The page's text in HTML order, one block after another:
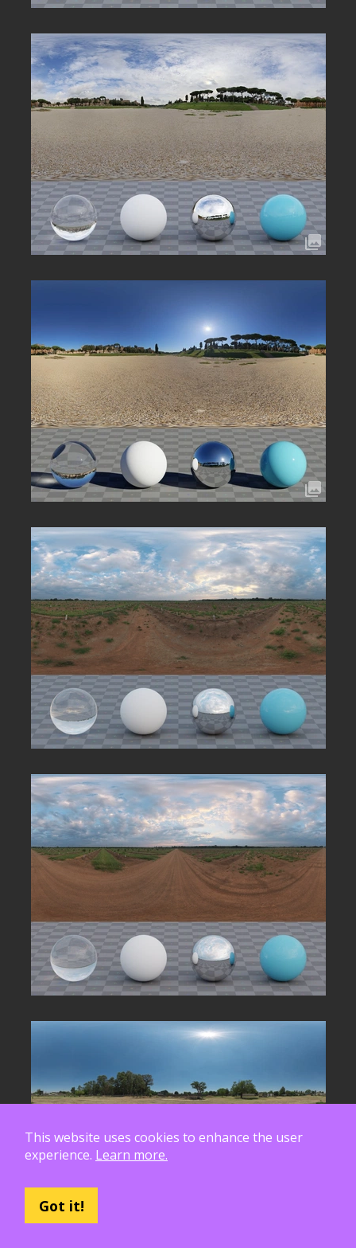
This website uses cookies to enhance the user
experience. Learn more.
Got it!